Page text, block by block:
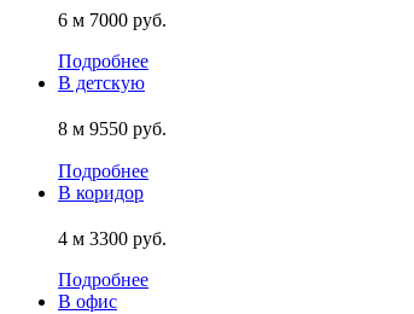
6 м 7000 руб.
Подробнее
В детскую
8 м 9550 руб.
Подробнее
В коридор
4 м 3300 руб.
Подробнее
В офис